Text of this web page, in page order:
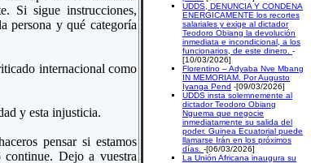
Si sigue instrucciones,
persona y qué categoría
internacional como
y esta injusticia.
pensar si estamos
Dejo a vuestra
UDDS, DENUNCIA Y CONDENA
ENERGICAMENTE los recortes
salariales y exige al dictador
Teodoro Obiang la devolución
inmediata e incondicional, a los
funcionarios, de este dinero. -
[10/03/2026]
Florentino – Adyaba Nve Mbang
IN MEMORIAM. Por Augusto
Iyanga Pend -[09/03/2026]
UDDS insta solemnemente al
dictador Teodoro Obiang
Nguema que negocie
inmediatamente su salida del
poder. Guinea Ecuatorial puede
llamarse Irán en los próximos
días. -[06/03/2026]
La Unión Africana inaugura su